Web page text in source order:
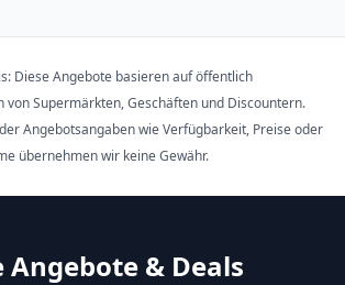
Diese Angebote basieren auf öffentlich
von Supermärkten, Geschäften und Discountern.
Angebotsangaben wie Verfügbarkeit, Preise oder
übernehmen wir keine Gewähr.
Angebote & Deals